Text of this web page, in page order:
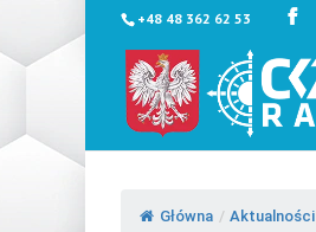
+48 48 362 62 53
Główna / Aktualności